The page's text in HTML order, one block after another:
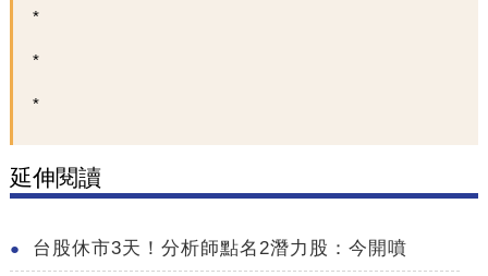
延伸閱讀
台股休市3天！分析師點名2潛力股：今開噴